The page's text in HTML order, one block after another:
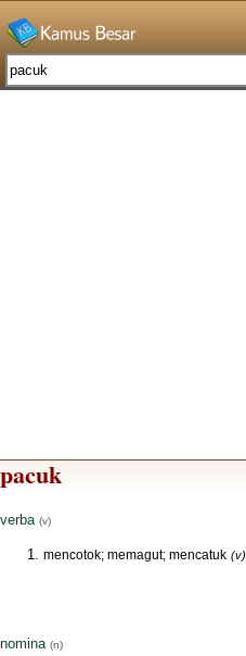
pacuk
verba (v)
mencotok; memagut; mencatuk (v)
nomina (n)